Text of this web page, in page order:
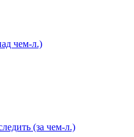
чем-л.)
(за чем-л.)